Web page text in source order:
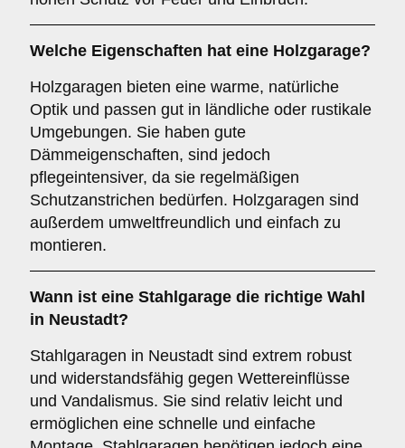
Welche Eigenschaften hat eine Holzgarage?
Holzgaragen bieten eine warme, natürliche
Optik und passen gut in ländliche oder rustikale
Umgebungen. Sie haben gute
Dämmeigenschaften, sind jedoch
pflegeintensiver, da sie regelmäßigen
Schutzanstrichen bedürfen. Holzgaragen sind
außerdem umweltfreundlich und einfach zu
montieren.
Wann ist eine Stahlgarage die richtige Wahl
in Neustadt?
Stahlgaragen in Neustadt sind extrem robust
und widerstandsfähig gegen Wettereinflüsse
und Vandalismus. Sie sind relativ leicht und
ermöglichen eine schnelle und einfache